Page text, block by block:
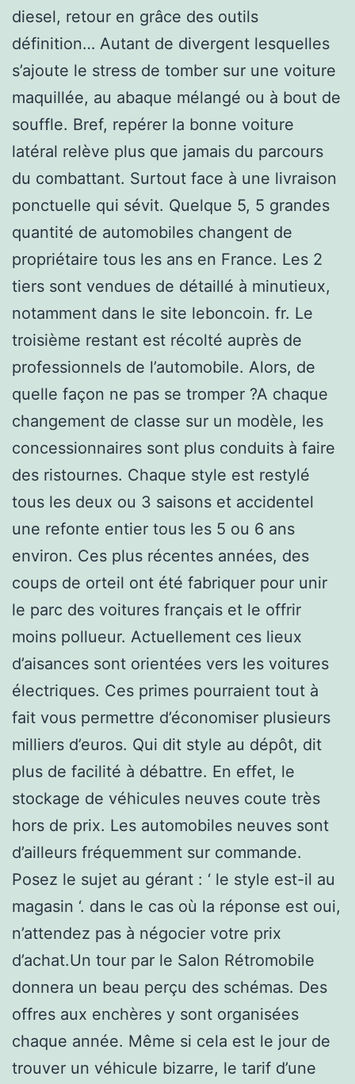
diesel, retour en grâce des outils
définition… Autant de divergent lesquelles
s’ajoute le stress de tomber sur une voiture
maquillée, au abaque mélangé ou à bout de
souffle. Bref, repérer la bonne voiture
latéral relève plus que jamais du parcours
du combattant. Surtout face à une livraison
ponctuelle qui sévit. Quelque 5, 5 grandes
quantité de automobiles changent de
propriétaire tous les ans en France. Les 2
tiers sont vendues de détaillé à minutieux,
notamment dans le site leboncoin. fr. Le
troisième restant est récolté auprès de
professionnels de l’automobile. Alors, de
quelle façon ne pas se tromper ?A chaque
changement de classe sur un modèle, les
concessionnaires sont plus conduits à faire
des ristournes. Chaque style est restylé
tous les deux ou 3 saisons et accidentel
une refonte entier tous les 5 ou 6 ans
environ. Ces plus récentes années, des
coups de orteil ont été fabriquer pour unir
le parc des voitures français et le offrir
moins pollueur. Actuellement ces lieux
d’aisances sont orientées vers les voitures
électriques. Ces primes pourraient tout à
fait vous permettre d’économiser plusieurs
milliers d’euros. Qui dit style au dépôt, dit
plus de facilité à débattre. En effet, le
stockage de véhicules neuves coute très
hors de prix. Les automobiles neuves sont
d’ailleurs fréquemment sur commande.
Posez le sujet au gérant : ‘ le style est-il au
magasin ‘. dans le cas où la réponse est oui,
n’attendez pas à négocier votre prix
d’achat.Un tour par le Salon Rétromobile
donnera un beau perçu des schémas. Des
offres aux enchères y sont organisées
chaque année. Même si cela est le jour de
trouver un véhicule bizarre, le tarif d’une